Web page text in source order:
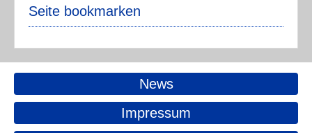
Seite bookmarken
News
Impressum